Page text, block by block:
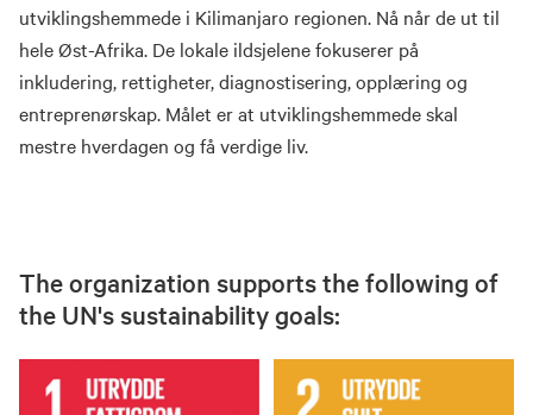
utviklingshemmede i Kilimanjaro regionen. Nå når de ut til
hele Øst-Afrika. De lokale ildsjelene fokuserer på
inkludering, rettigheter, diagnostisering, opplæring og
entreprenørskap. Målet er at utviklingshemmede skal
mestre hverdagen og få verdige liv.
The organization supports the following of
the UN's sustainability goals: